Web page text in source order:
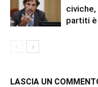
civiche,
partiti è
LASCIA UN